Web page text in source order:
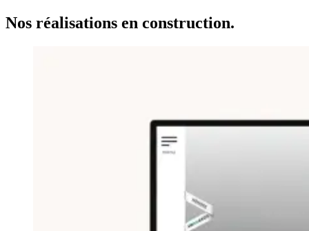
Nos réalisations en construction.